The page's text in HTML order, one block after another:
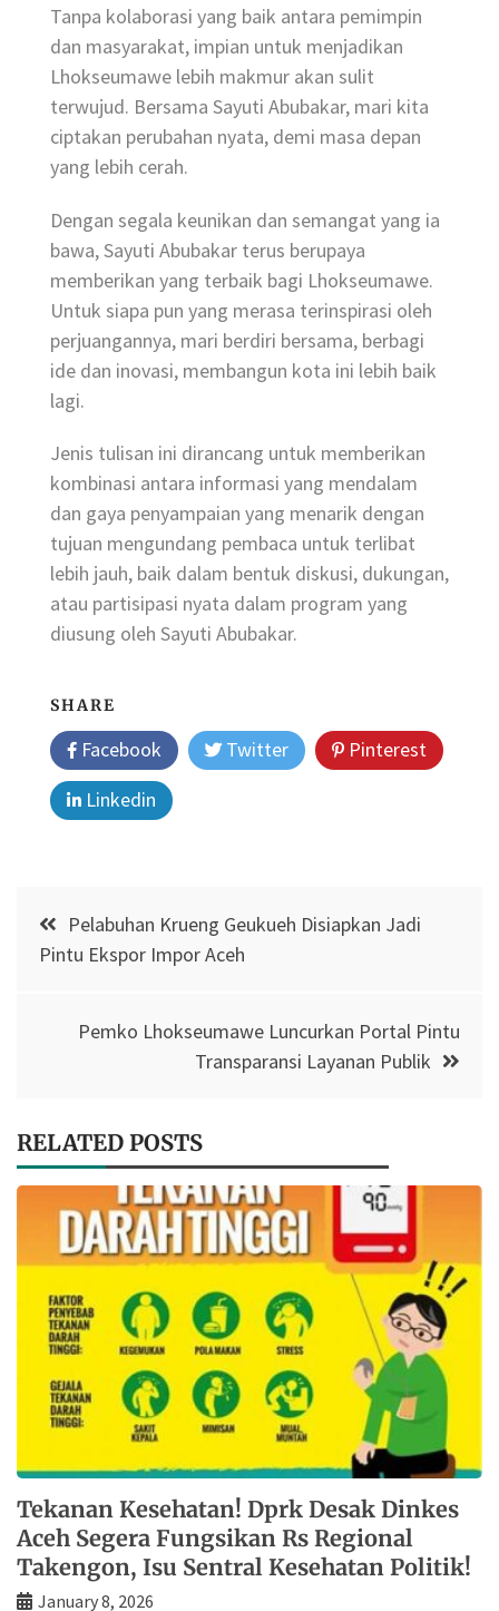
Tanpa kolaborasi yang baik antara pemimpin
dan masyarakat, impian untuk menjadikan
Lhokseumawe lebih makmur akan sulit
terwujud. Bersama Sayuti Abubakar, mari kita
ciptakan perubahan nyata, demi masa depan
yang lebih cerah.
Dengan segala keunikan dan semangat yang ia
bawa, Sayuti Abubakar terus berupaya
memberikan yang terbaik bagi Lhokseumawe.
Untuk siapa pun yang merasa terinspirasi oleh
perjuangannya, mari berdiri bersama, berbagi
ide dan inovasi, membangun kota ini lebih baik
lagi.
Jenis tulisan ini dirancang untuk memberikan
kombinasi antara informasi yang mendalam
dan gaya penyampaian yang menarik dengan
tujuan mengundang pembaca untuk terlibat
lebih jauh, baik dalam bentuk diskusi, dukungan,
atau partisipasi nyata dalam program yang
diusung oleh Sayuti Abubakar.
SHARE
Facebook Twitter
Pinterest
Linkedin
Post
navigation
Pelabuhan Krueng Geukueh Disiapkan Jadi
Pintu Ekspor Impor Aceh
Pemko Lhokseumawe Luncurkan Portal Pintu
Transparansi Layanan Publik
RELATED POSTS
Tekanan Kesehatan! Dprk Desak Dinkes
Aceh Segera Fungsikan Rs Regional
Takengon, Isu Sentral Kesehatan Politik!
January 8, 2026